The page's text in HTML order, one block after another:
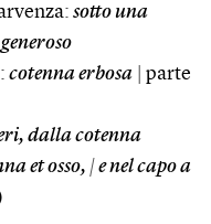
sotto una
cotenna erbosa
parte
dalla cotenna
et osso, |e nel capo a